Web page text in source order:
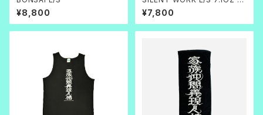
¥8,800
イビー
¥7,800